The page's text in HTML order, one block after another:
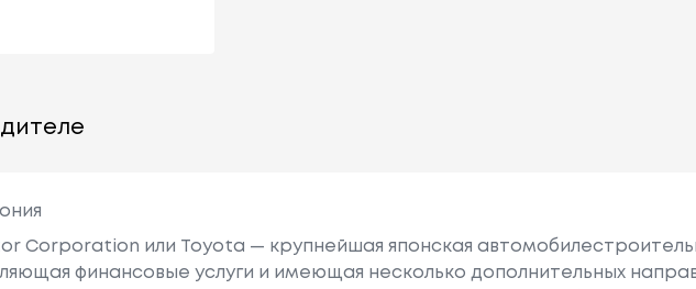
Corporation или Toyota — крупнейшая японская
финансовые услуги и имеющая несколько дополнительных